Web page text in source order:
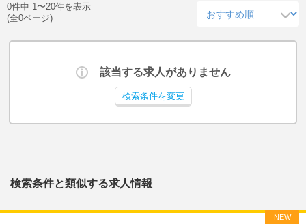
0件中 1〜20件を表示
(全0ページ)
該当する求人がありません
検索条件を変更
検索条件と類似する求人情報
NEW